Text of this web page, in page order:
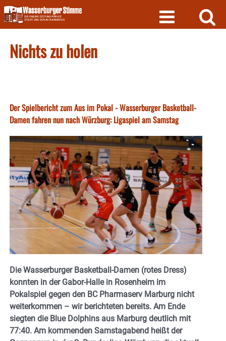
Skip
to
content
Nichts zu holen
Der Spielbericht zum Aus im Pokal - Wasserburger Basketball-
Damen fahren nun nach Würzburg: Ligaspiel am Samstag
Die Wasserburger Basketball-Damen (rotes Dress)
konnten in der Gabor-Halle in Rosenheim im
Pokalspiel gegen den BC Pharmaserv Marburg nicht
weiterkommen – wir berichteten bereits. Am Ende
siegten die Blue Dolphins aus Marburg deutlich mit
77:40. Am kommenden Samstagabend heißt der